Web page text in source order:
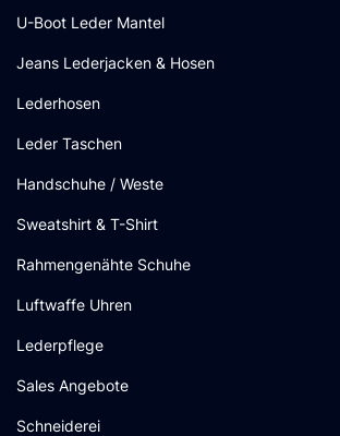
U-Boot Leder Mantel
Jeans Lederjacken & Hosen
Lederhosen
Leder Taschen
Handschuhe / Weste
Sweatshirt & T-Shirt
Rahmengenähte Schuhe
Luftwaffe Uhren
Lederpflege
Sales Angebote
Schneiderei